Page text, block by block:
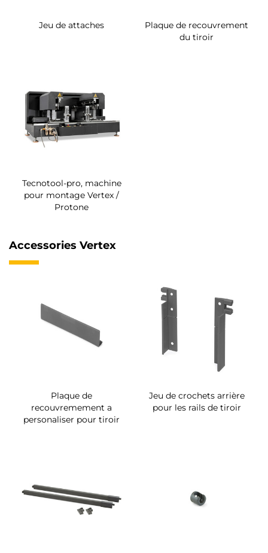
Jeu de attaches
Plaque de recouvrement
du tiroir
Tecnotool-pro, machine
pour montage Vertex /
Protone
Accessories Vertex
Plaque de
recouvremement a
personaliser pour tiroir
Jeu de crochets arrière
pour les rails de tiroir